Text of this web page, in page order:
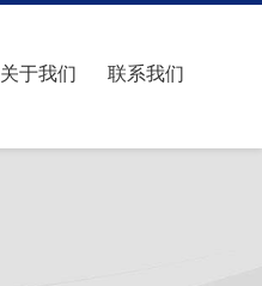
关于我们 联系我们